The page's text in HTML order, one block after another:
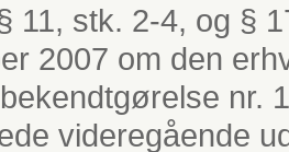
11, stk. 2-4, og §
2007 om den
nr.
videregående